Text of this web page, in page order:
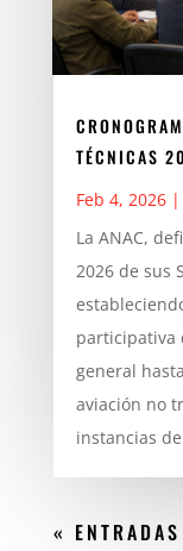
TÉCNICAS
Feb 4, 2026|
La ANAC,
2026 de sus
participativa
general
aviación no
instancias
«